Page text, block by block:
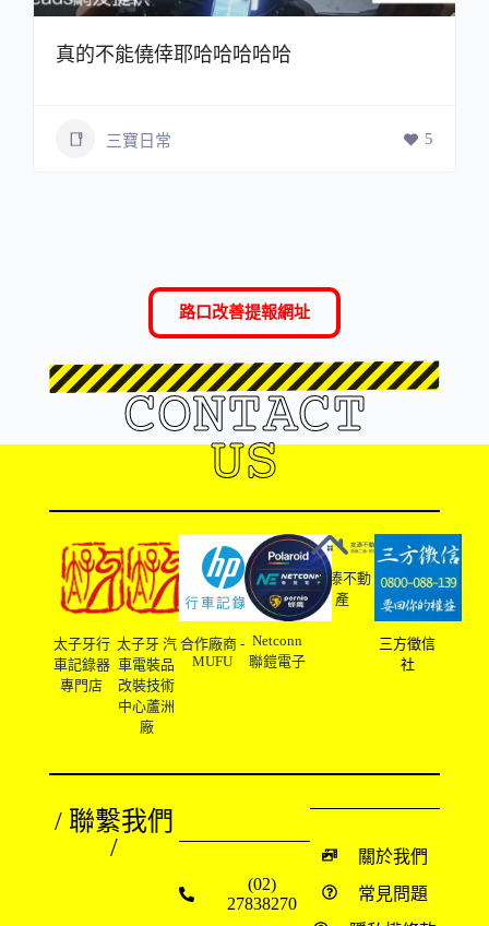
真的不能僥倖耶哈哈哈哈哈
三寶日常 5
路口改善提報網址
CONTACT
US
太子牙行
車記錄器
專門店
太子牙 汽
車電裝品
改裝技術
中心蘆洲
廠
合作廠商 -
MUFU
Netconn
聯鎧電子
友溙不動
產
三方徵信
社
/ 聯繫我們
/
(02)
27838270
關於我們
常見問題